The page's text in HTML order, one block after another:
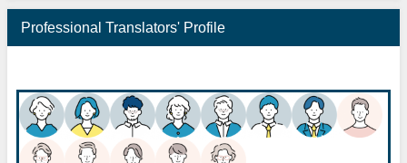
Professional Translators' Profile